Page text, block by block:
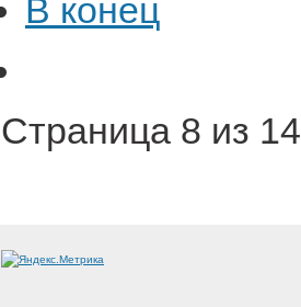
В конец
Страница 8 из 14